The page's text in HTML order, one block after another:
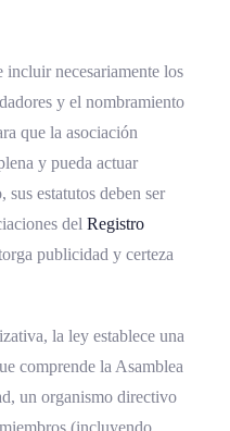
necesariamente los
y el nombramiento
que la asociación
y pueda actuar
estatutos deben ser
del Registro
publicidad y certeza
la ley establece una
comprende la Asamblea
un organismo directivo
(incluyendo